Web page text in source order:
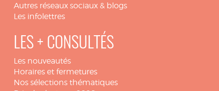
Autres réseaux sociaux & blogs
Les infolettres
LES + CONSULTÉS
Les nouveautés
Horaires et fermetures
Nos sélections thématiques